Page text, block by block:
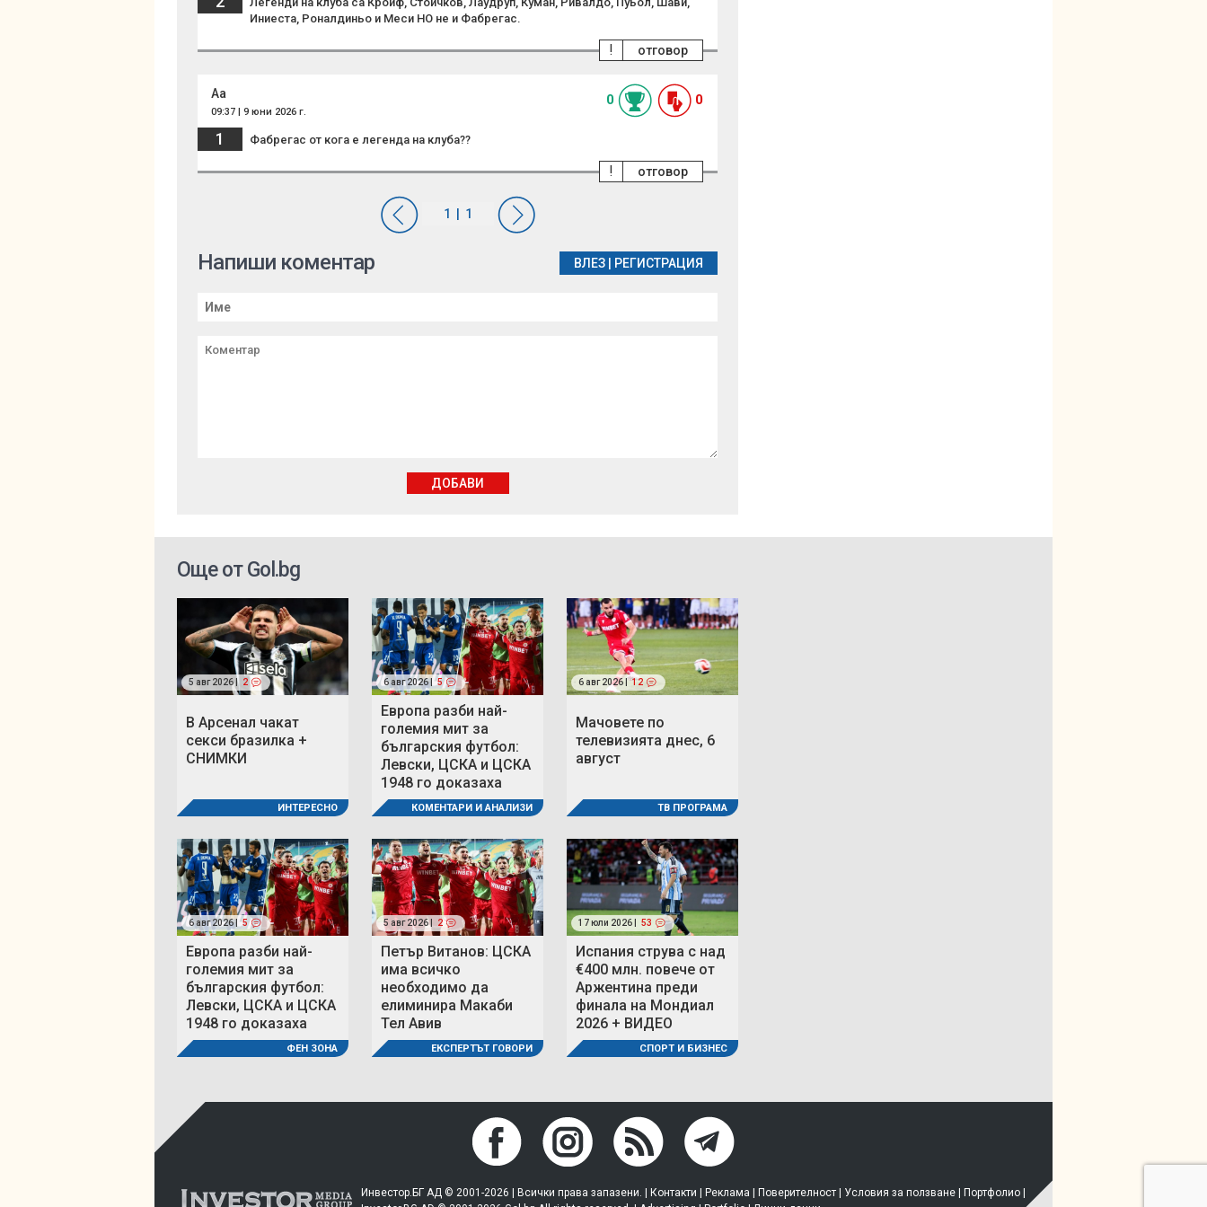
Иниеста, Роналдиньо и Меси НО не и Фабрегас.
отговор
!
Аа
09:37 | 9 юни 2026 г.
0 0
1 Фабрегас от кога е легенда на клуба??
отговор
!
Напиши коментар ВЛЕЗ РЕГИСТРАЦИЯ
ДОБАВИ
Още от Gol.bg
5 авг 2026 | 2
В Арсенал чакат
секси бразилка +
СНИМКИ
ИНТЕРЕСНО
6 авг 2026 | 5
Европа разби най-
големия мит за
българския футбол:
Левски, ЦСКА и ЦСКА
1948 го доказаха
КОМЕНТАРИ И АНАЛИЗИ
6 авг 2026 | 12
Мачовете по
телевизията днес, 6
август
ТВ ПРОГРАМА
6 авг 2026 | 5
Европа разби най-
големия мит за
българския футбол:
Левски, ЦСКА и ЦСКА
1948 го доказаха
ФЕН ЗОНА
5 авг 2026 | 2
Петър Витанов: ЦСКА
има всичко
необходимо да
елиминира Макаби
Тел Авив
ЕКСПЕРТЪТ ГОВОРИ
17 юли 2026 | 53
Испания струва с над
€400 млн. повече от
Аржентина преди
финала на Мондиал
2026 + ВИДЕО
СПОРТ И БИЗНЕС
Инвестор.БГ АД © 2001-2026 | Всички права запазени. | Контакти Реклама Поверителност Условия за ползване Портфолио